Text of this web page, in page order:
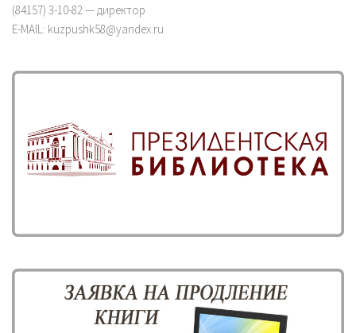
(84157) 3-10-82 — директор
E-MAIL: kuzpushk58@yandex.ru